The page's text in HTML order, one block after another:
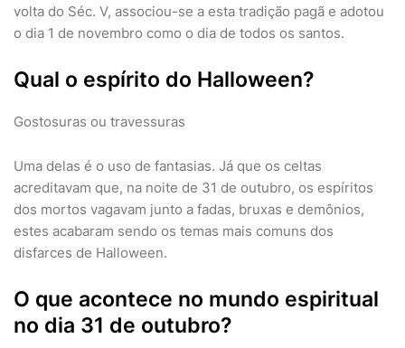
volta do Séc. V, associou-se a esta tradição pagã e adotou
o dia 1 de novembro como o dia de todos os santos.
Qual o espírito do Halloween?
Gostosuras ou travessuras
Uma delas é o uso de fantasias. Já que os celtas
acreditavam que, na noite de 31 de outubro, os espíritos
dos mortos vagavam junto a fadas, bruxas e demônios,
estes acabaram sendo os temas mais comuns dos
disfarces de Halloween.
O que acontece no mundo espiritual
no dia 31 de outubro?